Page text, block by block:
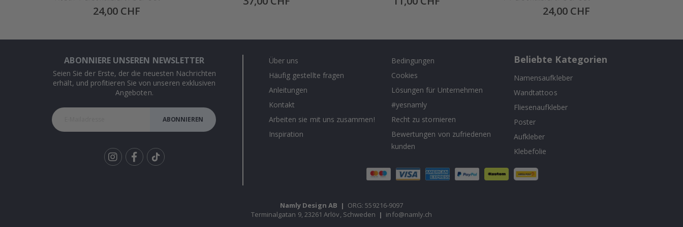
Special
Price
24,00 CHF Price Price Special
Price
24,00 CHF
ABONNIERE UNSEREN NEWSLETTER
Seien Sie der Erste, der die neuesten Nachrichten
erhält, und profitieren Sie von unseren exklusiven
Angeboten.
ABONNIEREN
Über uns
Häufig gestellte fragen
Anleitungen
Kontakt
Arbeiten sie mit uns zusammen!
Inspiration
Bedingungen
Cookies
Lösungen für Unternehmen
#yesnamly
Recht zu stornieren
Bewertungen von zufriedenen
kunden
Beliebte Kategorien
Namensaufkleber
Wandtattoos
Fliesenaufkleber
Poster
Aufkleber
Klebefolie
Namly Design AB | ORG: 559216-9097
Terminalgatan 9, 23261 Arlöv, Schweden | info@namly.ch